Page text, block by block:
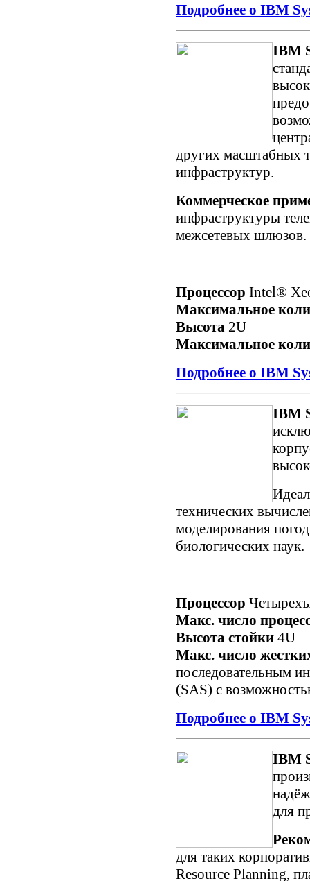
Подробнее о IBM
IBM
других масштабных
инфраструктур.
Коммерческое
инфраструктуры
межсетевых шлюзов.
Процессор Intel®
Максимальное
Высота 2U
Максимальное
Подробнее о IBM
IBM
технических
моделирования
биологических наук.
Процессор
Макс. число
Высота стойки 4U
Макс. число
последовательным
(SAS) с
Подробнее о IBM
IBM
для
для таких
Resource Planning,